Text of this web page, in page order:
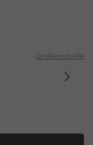
Größentabelle